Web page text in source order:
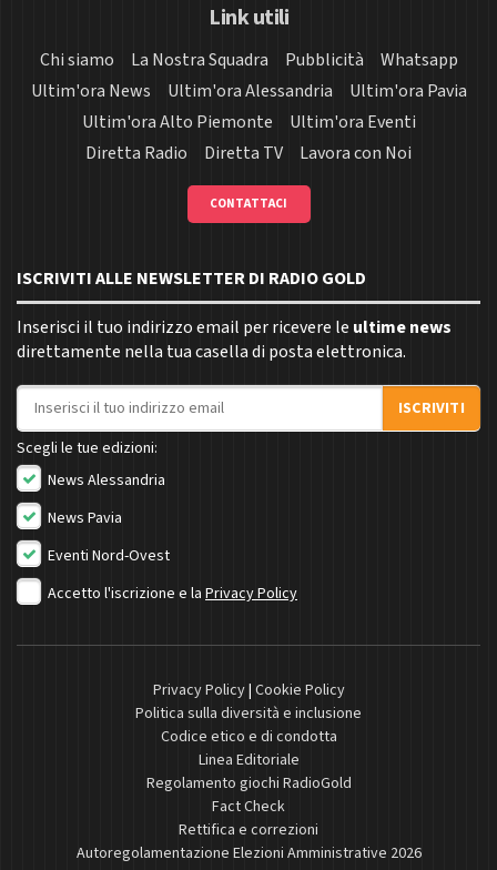
Link utili
Chi siamo La Nostra Squadra Pubblicità
Whatsapp
Ultim'ora News
Ultim'ora Alessandria
Ultim'ora Pavia
Ultim'ora Alto Piemonte
Ultim'ora Eventi
Diretta Radio
Diretta TV Lavora con Noi
CONTATTACI
ISCRIVITI ALLE NEWSLETTER DI RADIO GOLD
Inserisci il tuo indirizzo email per ricevere le ultime news
direttamente nella tua casella di posta elettronica.
Indirizzo email
ISCRIVITI
Scegli le tue edizioni:
News Alessandria
News Pavia
Eventi Nord-Ovest
Accetto l'iscrizione e la Privacy Policy
Privacy Policy| Cookie Policy
Politica sulla diversità e inclusione
Codice etico e di condotta
Linea Editoriale
Regolamento giochi RadioGold
Fact Check
Rettifica e correzioni
Autoregolamentazione Elezioni Amministrative 2026